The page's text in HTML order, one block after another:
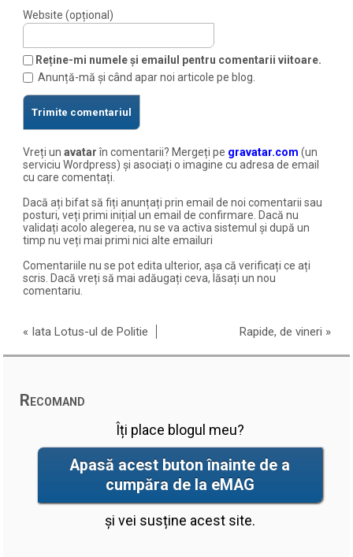
Website (opțional)
Reține-mi numele și emailul pentru comentarii viitoare.
Anunță-mă și când apar noi articole pe blog.
Vreți unavatarîn comentarii? Mergeți pe gravatar.com (un
serviciu Wordpress) și asociați o imagine cu adresa de email
cu care comentați.
Dacă ați bifat să fiți anunțați prin email de noi comentarii sau
posturi, veți primi inițial un email de confirmare. Dacă nu
validați acolo alegerea, nu se va activa sistemul și după un
timp nu veți mai primi nici alte emailuri
Comentariile nu se pot edita ulterior, așa că verificați ce ați
scris. Dacă vreți să mai adăugați ceva, lăsați un nou
comentariu.
« Iata Lotus-ul de Politie Rapide, de vineri »
Recomand
Îți place blogul meu?
Apasă acest buton înainte de a
cumpăra de la eMAG
și vei susține acest site.